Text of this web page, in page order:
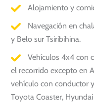
Alojamiento y
Navegación en
y Belo sur Tsiribihina.
Vehículos 4x4 con
el recorrido excepto en
vehículo con conductor
Toyota Coaster,